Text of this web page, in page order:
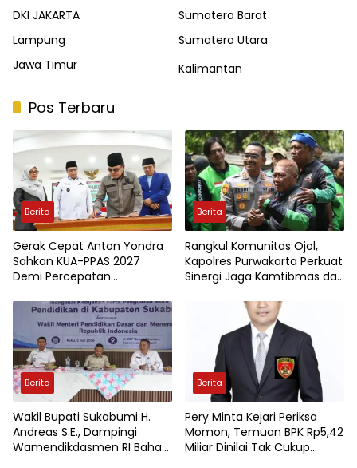
DKI JAKARTA
Sumatera Barat
Lampung
Sumatera Utara
Jawa Timur
Kalimantan
Pos Terbaru
Berita
Gerak Cepat Anton Yondra
Sahkan KUA-PPAS 2027
Demi Percepatan
Berita
Rangkul Komunitas Ojol,
Kapolres Purwakarta Perkuat
Sinergi Jaga Kamtibmas dan
Berita
Wakil Bupati Sukabumi H.
Andreas S.E., Dampingi
Wamendikdasmen RI Bahas
Berita
Pery Minta Kejari Periksa
Momon, Temuan BPK Rp5,42
Miliar Dinilai Tak Cukup